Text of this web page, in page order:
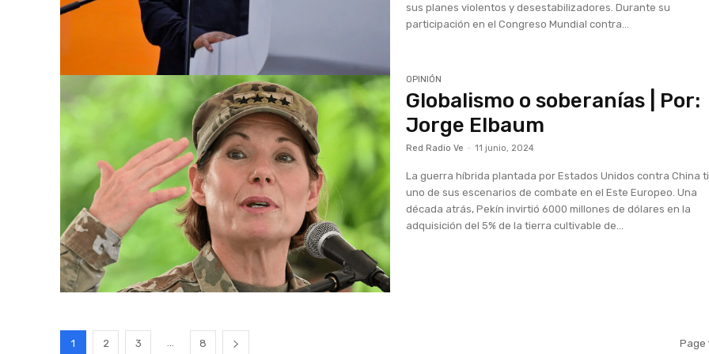
sus planes violentos y desestabilizadores. Durante su
participación en el Congreso Mundial contra...
OPINIÓN
Globalismo o soberanías | Por:
Jorge Elbaum
Red Radio Ve - 11 junio, 2024
La guerra híbrida plantada por Estados Unidos contra China
uno de sus escenarios de combate en el Este Europeo. Una
década atrás, Pekín invirtió 6000 millones de dólares en la
adquisición del 5% de la tierra cultivable de...
1 2 3 ... 8 Page